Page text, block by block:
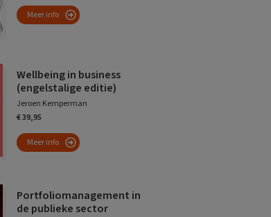
Meer info
Wellbeing in business
(engelstalige editie)
Jeroen Kemperman
€ 39,95
Meer info
Portfoliomanagement in
de publieke sector